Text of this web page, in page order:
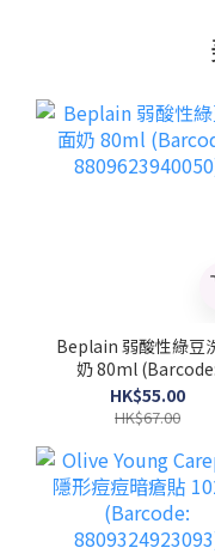
Beplain 弱酸性綠豆
奶 80ml (Barcode:
8809623940050)
HK$55.00
HK$67.00